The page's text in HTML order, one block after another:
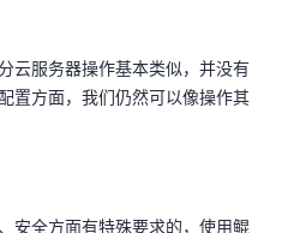
云服务器操作基本类似，并没有
置方面，我们仍然可以像操作其
安全方面有特殊要求的，使用鲲